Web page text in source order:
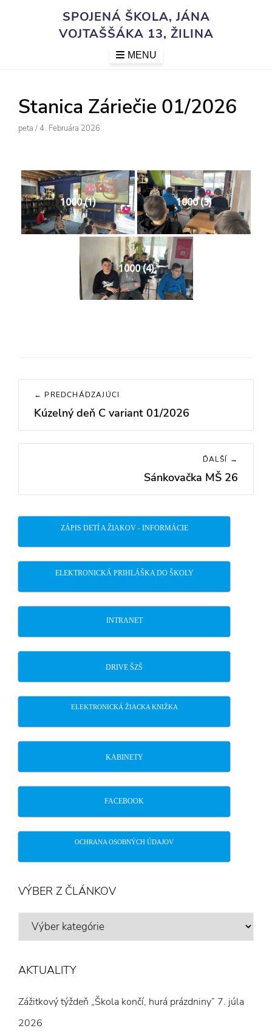
SPOJENÁ ŠKOLA, JÁNA
VOJTAŠŠÁKA 13, ŽILINA
MENU
Stanica Záriečie 01/2026
Author
Peta /Posted
4. Februára 2026
1000 (1) 1000 (3)
1000 (4)
Navigácia
článku
← PREDCHÁDZAJÚCI
Previous
post:
Kúzelný deň C variant 01/2026
ĎALŠÍ →
post:
Sánkovačka MŠ 26
ZÁPIS DETÍ A ŽIAKOV - INFORMÁCIE
ELEKTRONICKÁ PRIHLÁŠKA DO ŠKOLY
INTRANET
DRIVE ŠZŠ
ELEKTRONICKÁ ŽIACKA KNIŽKA
KABINETY
FACEBOOK
OCHRANA OSOBNÝCH ÚDAJOV
VÝBER Z ČLÁNKOV
VÝBER
AKTUALITY
Zážitkový týždeň „Škola končí, hurá prázdniny“ 7. júla
2026